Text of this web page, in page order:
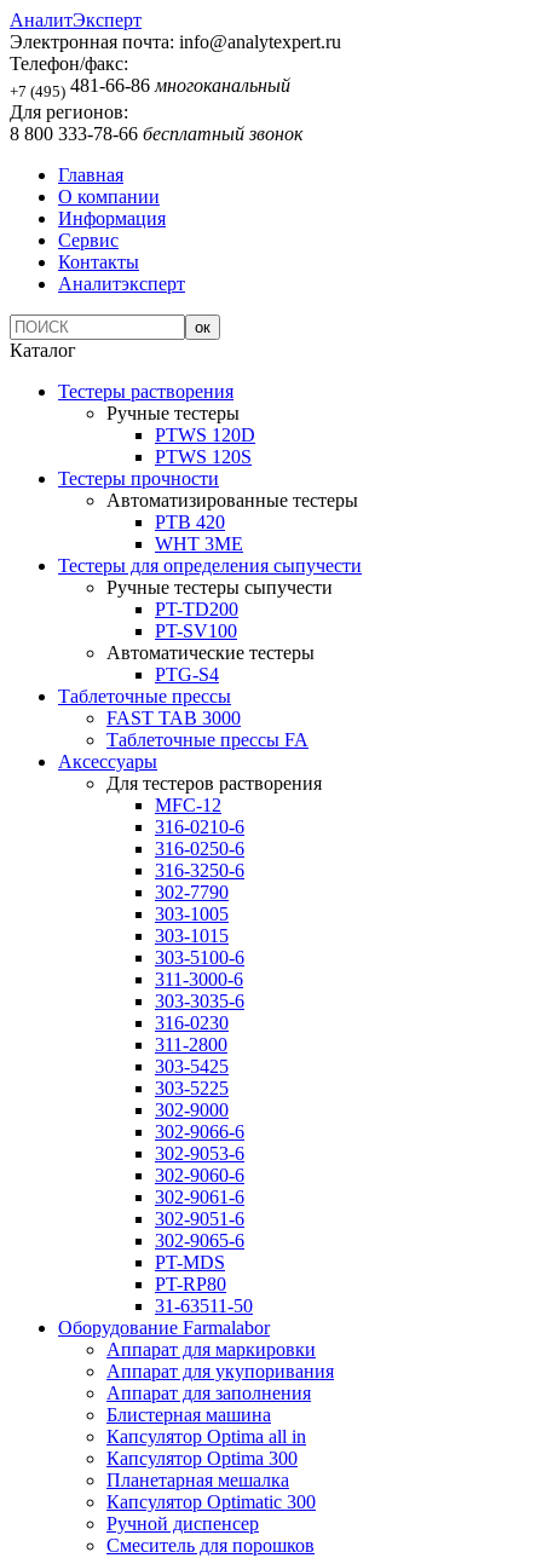
АналитЭксперт
Электронная почта: info@analytexpert.ru
Телефон/факс:
+7 (495) 481-66-86 многоканальный
Для регионов:
8 800 333-78-66 бесплатный звонок
Главная
О компании
Информация
Сервис
Контакты
Аналитэксперт
Каталог
Тестеры растворения
Ручные тестеры
PTWS 120D
PTWS 120S
Тестеры прочности
Автоматизированные тестеры
PTB 420
WHT 3ME
Тестеры для определения сыпучести
Ручные тестеры сыпучести
PT-TD200
PT-SV100
Автоматические тестеры
PTG-S4
Таблеточные прессы
FAST TAB 3000
Таблеточные прессы FA
Аксессуары
Для тестеров растворения
MFC-12
316-0210-6
316-0250-6
316-3250-6
302-7790
303-1005
303-1015
303-5100-6
311-3000-6
303-3035-6
316-0230
311-2800
303-5425
303-5225
302-9000
302-9066-6
302-9053-6
302-9060-6
302-9061-6
302-9051-6
302-9065-6
PT-MDS
PT-RP80
31-63511-50
Оборудование Farmalabor
Аппарат для маркировки
Аппарат для укупоривания
Аппарат для заполнения
Блистерная машина
Капсулятор Optima all in
Капсулятор Optima 300
Планетарная мешалка
Капсулятор Optimatic 300
Ручной диспенсер
Смеситель для порошков